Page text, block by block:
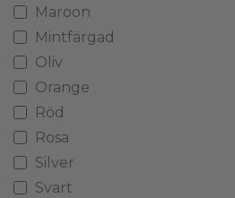
Maroon
Mintfärgad
Oliv
Orange
Röd
Rosa
Silver
Svart